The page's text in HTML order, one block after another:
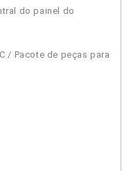
do painel do
/ Pacote de peças para